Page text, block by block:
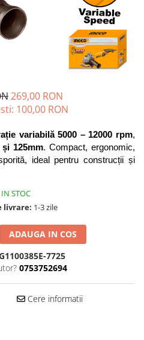
269,00 RON
100,00 RON
variabilă 5000 – 12000 rpm,
și 125mm. Compact, ergonomic,
ideal pentru construcții și
IN STOC
livrare: 1-3 zile
ADAUGA IN COS
7725
0753752694
Cere informatii